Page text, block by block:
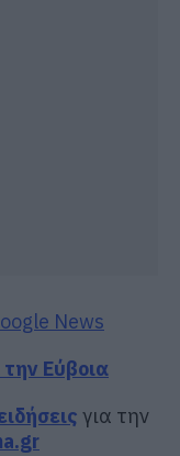
News
την Εύβοια
για την